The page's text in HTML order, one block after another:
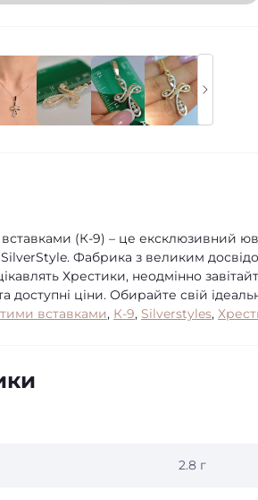
(К-9) – це ексклюзивний
Фабрика з великим
Хрестики, неодмінно
доступні ціни. Обирайте свій
вставками, К-9, Silverstyles,
2.8 г